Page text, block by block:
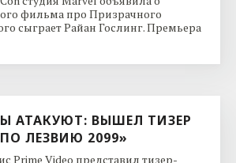
фильма про Призрачного
сыграет Райан Гослинг. Премьера
АТАКУЮТ: ВЫШЕЛ ТИЗЕР
ЛЕЗВИЮ 2099»
Prime Video представил тизер-